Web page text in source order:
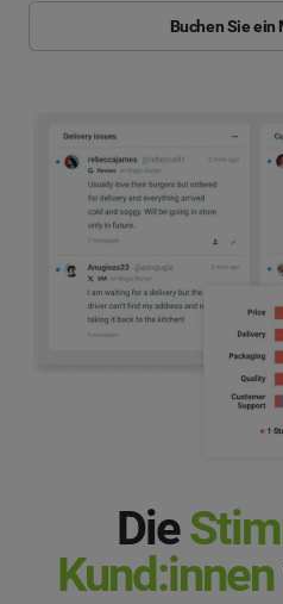
Buchen Sie ein
Die
Kund:innen